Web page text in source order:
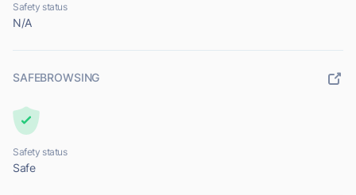
Safety status
N/A
SAFEBROWSING
Safety status
Safe